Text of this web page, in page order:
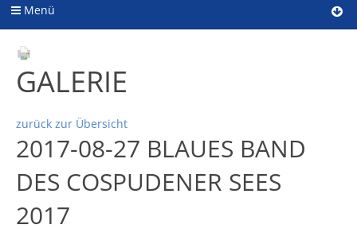
Menü
GALERIE
zurück zur Übersicht
2017-08-27 BLAUES BAND
DES COSPUDENER SEES
2017